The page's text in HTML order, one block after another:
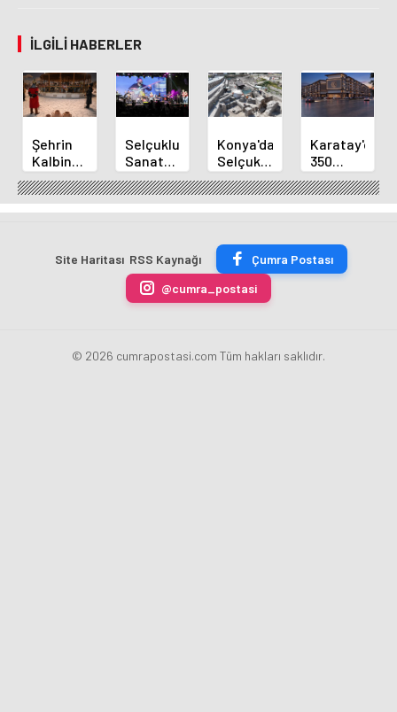
İLGILI HABERLER
Şehrin
Kalbinde
Yolculukla
Konya
Mirası
Selçuklu
Sanat
Akademisinden
2000ler
Pop
Konya'da
Selçuklu
Surları
ve
Larende
Gün
Yüzüne
Çıkıyor
Karatay'dan
350
Dairelik
Konut
Projesi
Site Haritası RSS Kaynağı
Çumra Postası
@cumra_postasi
© 2026 cumrapostasi.com Tüm hakları saklıdır.